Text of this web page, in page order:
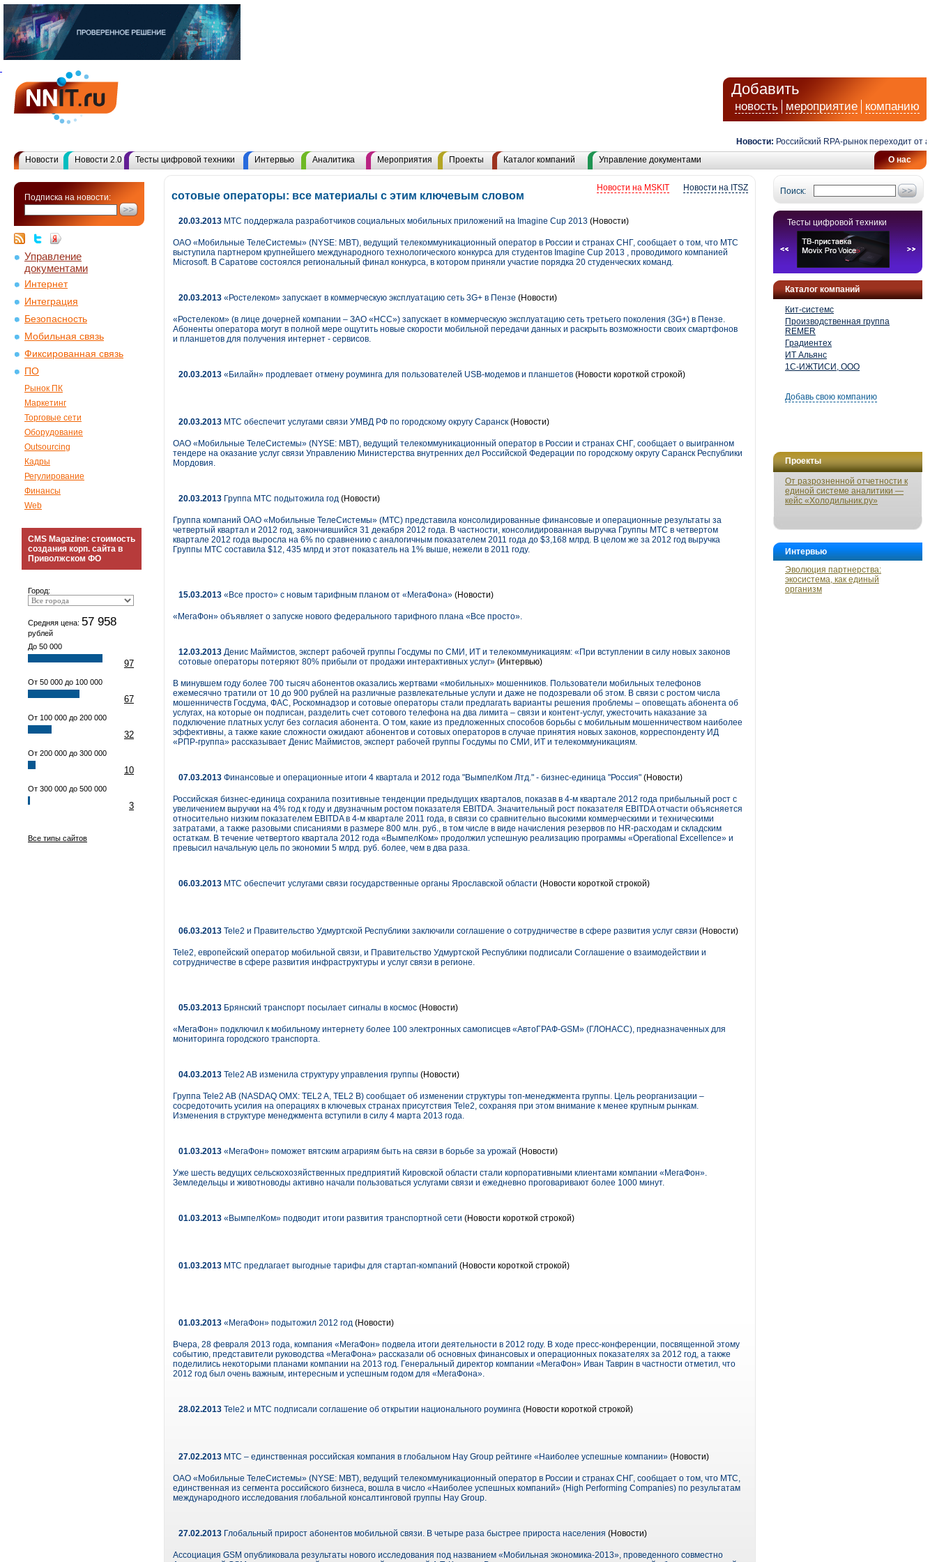
Добавить
новость мероприятие компанию
Новости: Российский RPA-рынок переходит от
О нас
Новости Новости 2.0 Тесты цифровой техники Интервью Аналитика Мероприятия Проекты Каталог компаний Управление документами
Подписка на новости:
Управление
документами
Интернет
Интеграция
Безопасность
Мобильная связь
Фиксированная связь
ПО
Рынок ПК
Маркетинг
Торговые сети
Оборудование
Outsourcing
Кадры
Регулирование
Финансы
Web
CMS Magazine: стоимость
создания корп. сайта в
Приволжском ФО
Город:
Средняя цена: 57 958
рублей
До 50 000
97
От 50 000 до 100 000
67
От 100 000 до 200 000
32
От 200 000 до 300 000
10
От 300 000 до 500 000
3
Все типы сайтов
Поиск:
Тесты цифровой техники
Каталог компаний
Кит-системс
Производственная группа
REMER
Градиентех
ИТ Альянс
1С-ИЖТИСИ, ООО
Добавь свою компанию
Проекты
От разрозненной отчетности к
единой системе аналитики —
кейс «Холодильник.ру»
Интервью
Эволюция партнерства:
экосистема, как единый
организм
Новости на ITSZ
Новости на MSKIT
сотовые операторы: все материалы с этим ключевым словом
20.03.2013 МТС поддержала разработчиков социальных мобильных приложений на Imagine Cup 2013 (Новости)
ОАО «Мобильные ТелеСистемы» (NYSE: MBT), ведущий телекоммуникационный оператор в России и странах СНГ, сообщает о том, что MTC
выступила партнером крупнейшего международного технологического конкурса для студентов Imagine Cup 2013 , проводимого компанией
Microsoft. В Саратове состоялся региональный финал конкурса, в котором приняли участие порядка 20 студенческих команд.
20.03.2013 «Ростелеком» запускает в коммерческую эксплуатацию сеть 3G+ в Пензе (Новости)
«Ростелеком» (в лице дочерней компании – ЗАО «НСС») запускает в коммерческую эксплуатацию сеть третьего поколения (3G+) в Пензе.
Абоненты оператора могут в полной мере ощутить новые скорости мобильной передачи данных и раскрыть возможности своих смартфонов
и планшетов для получения интернет - сервисов.
20.03.2013 «Билайн» продлевает отмену роуминга для пользователей USB-модемов и планшетов (Новости короткой строкой)
20.03.2013 МТС обеспечит услугами связи УМВД РФ по городскому округу Саранск (Новости)
ОАО «Мобильные ТелеСистемы» (NYSE: MBT), ведущий телекоммуникационный оператор в России и странах СНГ, сообщает о выигранном
тендере на оказание услуг связи Управлению Министерства внутренних дел Российской Федерации по городскому округу Саранск Республики
Мордовия.
20.03.2013 Группа МТС подытожила год (Новости)
Группа компаний ОАО «Мобильные ТелеСистемы» (МТС) представила консолидированные финансовые и операционные результаты за
четвертый квартал и 2012 год, закончившийся 31 декабря 2012 года. В частности, консолидированная выручка Группы МТС в четвертом
квартале 2012 года выросла на 6% по сравнению с аналогичным показателем 2011 года до $3,168 млрд. В целом же за 2012 год выручка
Группы МТС составила $12, 435 млрд и этот показатель на 1% выше, нежели в 2011 году.
15.03.2013 «Все просто» с новым тарифным планом от «МегаФона» (Новости)
«МегаФон» объявляет о запуске нового федерального тарифного плана «Все просто».
12.03.2013 Денис Маймистов, эксперт рабочей группы Госдумы по СМИ, ИТ и телекоммуникациям: «При вступлении в силу новых законов
сотовые операторы потеряют 80% прибыли от продажи интерактивных услуг» (Интервью)
В минувшем году более 700 тысяч абонентов оказались жертвами «мобильных» мошенников. Пользователи мобильных телефонов
ежемесячно тратили от 10 до 900 рублей на различные развлекательные услуги и даже не подозревали об этом. В связи с ростом числа
мошенничеств Госдума, ФАС, Роскомнадзор и сотовые операторы стали предлагать варианты решения проблемы – оповещать абонента об
услугах, на которые он подписан, разделить счет сотового телефона на два лимита – связи и контент-услуг, ужесточить наказание за
подключение платных услуг без согласия абонента. О том, какие из предложенных способов борьбы с мобильным мошенничеством наиболее
эффективны, а также какие сложности ожидают абонентов и сотовых операторов в случае принятия новых законов, корреспонденту ИД
«РПР-группа» рассказывает Денис Маймистов, эксперт рабочей группы Госдумы по СМИ, ИТ и телекоммуникациям.
07.03.2013 Финансовые и операционные итоги 4 квартала и 2012 года "ВымпелКом Лтд." - бизнес-единица "Россия" (Новости)
Российская бизнес-единица сохранила позитивные тенденции предыдущих кварталов, показав в 4-м квартале 2012 года прибыльный рост с
увеличением выручки на 4% год к году и двузначным ростом показателя EBITDA. Значительный рост показателя EBITDA отчасти объясняется
относительно низким показателем EBITDA в 4-м квартале 2011 года, в связи со сравнительно высокими коммерческими и техническими
затратами, а также разовыми списаниями в размере 800 млн. руб., в том числе в виде начисления резервов по HR-расходам и складским
остаткам. В течение четвертого квартала 2012 года «ВымпелКом» продолжил успешную реализацию программы «Operational Excellence» и
превысил начальную цель по экономии 5 млрд. руб. более, чем в два раза.
06.03.2013 МТС обеспечит услугами связи государственные органы Ярославской области (Новости короткой строкой)
06.03.2013 Tele2 и Правительство Удмуртской Республики заключили соглашение о сотрудничестве в сфере развития услуг связи (Новости)
Tele2, европейский оператор мобильной связи, и Правительство Удмуртской Республики подписали Соглашение о взаимодействии и
сотрудничестве в сфере развития инфраструктуры и услуг связи в регионе.
05.03.2013 Брянский транспорт посылает сигналы в космос (Новости)
«МегаФон» подключил к мобильному интернету более 100 электронных самописцев «АвтоГРАФ-GSM» (ГЛОНАСС), предназначенных для
мониторинга городского транспорта.
04.03.2013 Tele2 AB изменила структуру управления группы (Новости)
Группа Tele2 AB (NASDAQ OMX: TEL2 A, TEL2 B) сообщает об изменении структуры топ-менеджмента группы. Цель реорганизации –
сосредоточить усилия на операциях в ключевых странах присутствия Tele2, сохраняя при этом внимание к менее крупным рынкам.
Изменения в структуре менеджмента вступили в силу 4 марта 2013 года.
01.03.2013 «МегаФон» поможет вятским аграриям быть на связи в борьбе за урожай (Новости)
Уже шесть ведущих сельскохозяйственных предприятий Кировской области стали корпоративными клиентами компании «МегаФон».
Земледельцы и животноводы активно начали пользоваться услугами связи и ежедневно проговаривают более 1000 минут.
01.03.2013 «ВымпелКом» подводит итоги развития транспортной сети (Новости короткой строкой)
01.03.2013 МТС предлагает выгодные тарифы для стартап-компаний (Новости короткой строкой)
01.03.2013 «МегаФон» подытожил 2012 год (Новости)
Вчера, 28 февраля 2013 года, компания «МегаФон» подвела итоги деятельности в 2012 году. В ходе пресс-конференции, посвященной этому
событию, представители руководства «МегаФона» рассказали об основных финансовых и операционных показателях за 2012 год, а также
поделились некоторыми планами компании на 2013 год. Генеральный директор компании «МегаФон» Иван Таврин в частности отметил, что
2012 год был очень важным, интересным и успешным годом для «МегаФона».
28.02.2013 Tele2 и МТС подписали соглашение об открытии национального роуминга (Новости короткой строкой)
27.02.2013 МТС – единственная российская компания в глобальном Hay Group рейтинге «Наиболее успешные компании» (Новости)
ОАО «Мобильные ТелеСистемы» (NYSE: MBT), ведущий телекоммуникационный оператор в России и странах СНГ, сообщает о том, что MTC,
единственная из сегмента российского бизнеса, вошла в число «Наиболее успешных компаний» (High Performing Companies) по результатам
международного исследования глобальной консалтинговой группы Hay Group.
27.02.2013 Глобальный прирост абонентов мобильной связи. В четыре раза быстрее прироста населения (Новости)
Ассоциация GSM опубликовала результаты нового исследования под названием «Мобильная экономика-2013», проведенного совместно